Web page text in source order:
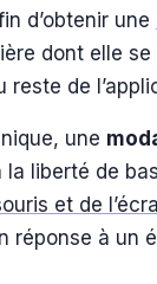
d’obtenir une
dont elle
de
une
la liberté de
et de
réponse à un